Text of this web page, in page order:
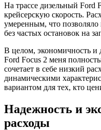
На трассе дизельный Ford
крейсерскую скорость.
умеренным, что позволяло
без частых остановок на
В целом, экономичность и
Ford Focus 2 меня
сочетает в себе низкий
динамическими
вариантом для тех, кто
Надежность и
расходы